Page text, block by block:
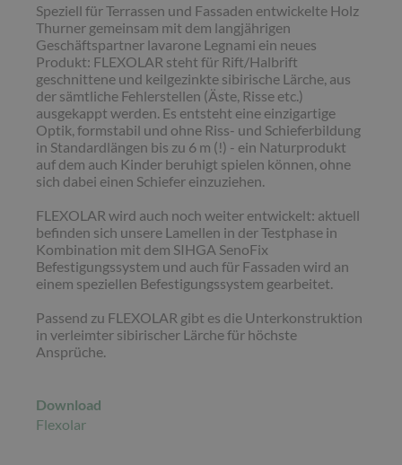
Speziell für Terrassen und Fassaden entwickelte Holz
Thurner gemeinsam mit dem langjährigen
Geschäftspartner lavarone Legnami ein neues
Produkt: FLEXOLAR steht für Rift/Halbrift
geschnittene und keilgezinkte sibirische Lärche, aus
der sämtliche Fehlerstellen (Äste, Risse etc.)
ausgekappt werden. Es entsteht eine einzigartige
Optik, formstabil und ohne Riss- und Schieferbildung
in Standardlängen bis zu 6 m (!) - ein Naturprodukt
auf dem auch Kinder beruhigt spielen können, ohne
sich dabei einen Schiefer einzuziehen.
FLEXOLAR wird auch noch weiter entwickelt: aktuell
befinden sich unsere Lamellen in der Testphase in
Kombination mit dem SIHGA SenoFix
Befestigungssystem und auch für Fassaden wird an
einem speziellen Befestigungssystem gearbeitet.
Passend zu FLEXOLAR gibt es die Unterkonstruktion
in verleimter sibirischer Lärche für höchste
Ansprüche.
Download
Flexolar